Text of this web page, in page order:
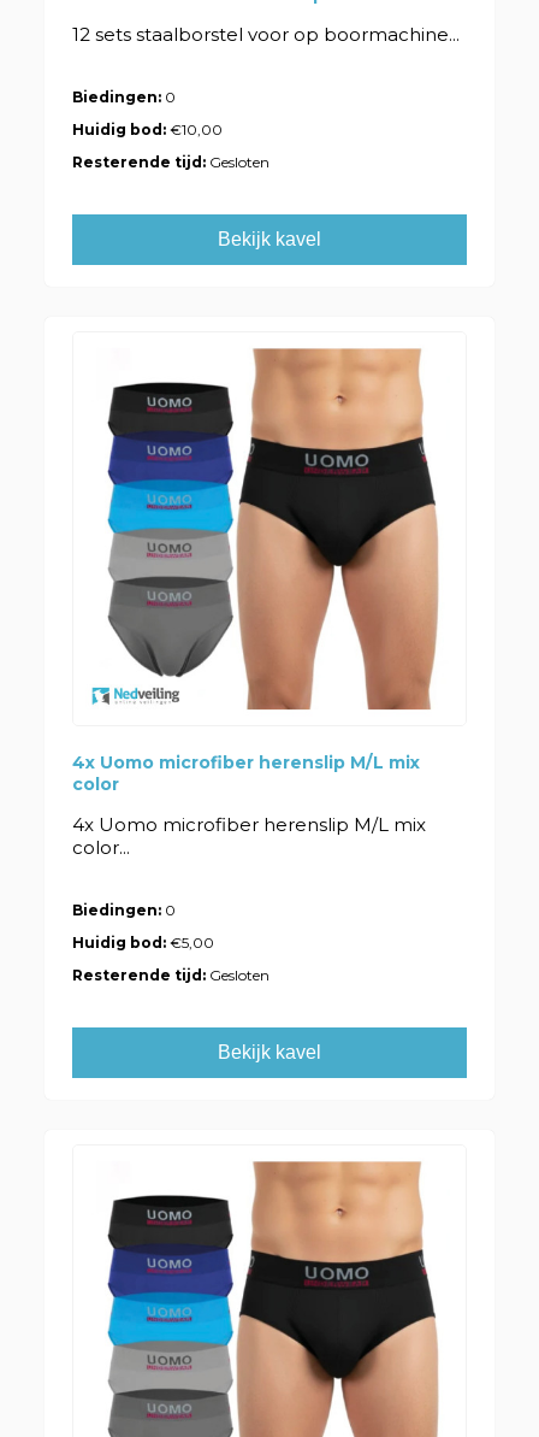
12 sets staalborstel voor op boormachine...
Biedingen: 0
Huidig bod:€10,00
Resterende tijd: Gesloten
Bekijk kavel
4x Uomo microfiber herenslip M/L mix
color
4x Uomo microfiber herenslip M/L mix
color...
Biedingen: 0
Huidig bod:€5,00
Resterende tijd: Gesloten
Bekijk kavel